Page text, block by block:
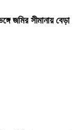
জমির সীমানায় বেড়া